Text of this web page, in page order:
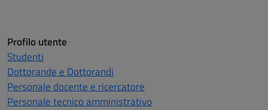
Profilo utente
Studenti
Dottorande e Dottorandi
Personale docente e ricercatore
Personale tecnico amministrativo